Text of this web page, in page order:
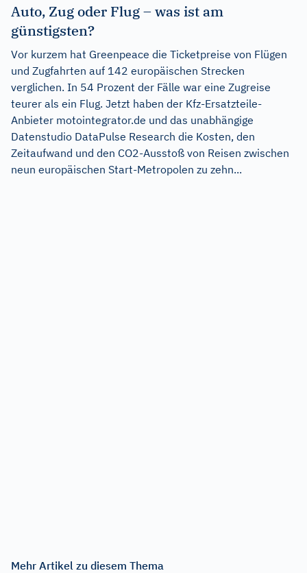
Auto, Zug oder Flug – was ist am
günstigsten?
Vor kurzem hat Greenpeace die Ticketpreise von Flügen
und Zugfahrten auf 142 europäischen Strecken
verglichen. In 54 Prozent der Fälle war eine Zugreise
teurer als ein Flug. Jetzt haben der Kfz-Ersatzteile-
Anbieter motointegrator.de und das unabhängige
Datenstudio DataPulse Research die Kosten, den
Zeitaufwand und den CO2-Ausstoß von Reisen zwischen
neun europäischen Start-Metropolen zu zehn...
Mehr Artikel zu diesem Thema